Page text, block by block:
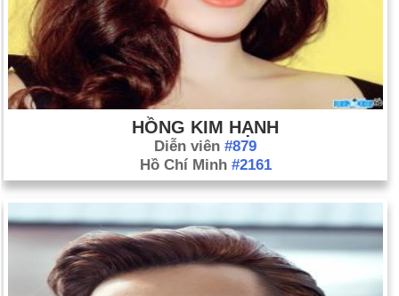
HỒNG KIM HẠNH
Diễn viên #879
Hồ Chí Minh #2161